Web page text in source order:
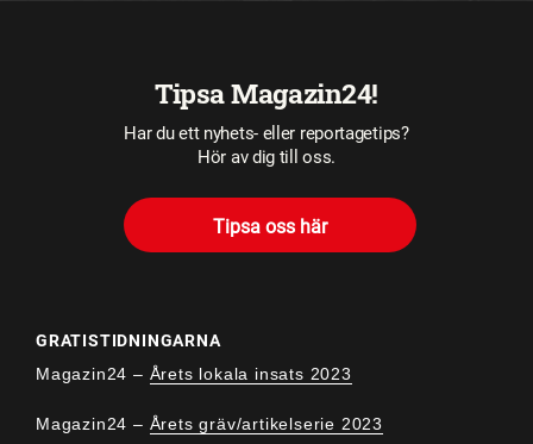
Tipsa Magazin24!
Har du ett nyhets- eller reportagetips?
Hör av dig till oss.
Tipsa oss här
GRATISTIDNINGARNA
Magazin24 – Årets lokala insats 2023
Magazin24 – Årets gräv/artikelserie 2023